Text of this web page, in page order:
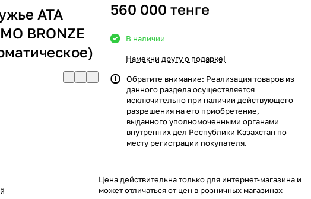
ATA
BRONZE
560 000 тенге
В наличии
Намекни другу о подарке!
Обратите внимание: Реализация товаров из
данного раздела осуществляется
исключительно при наличии действующего
разрешения на его приобретение,
выданного уполномоченными органами
внутренних дел Республики Казахстан по
месту регистрации покупателя.
Цена действительна только для интернет-магазина и
может отличаться от цен в розничных магазинах